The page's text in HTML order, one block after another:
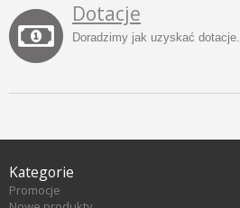
Dotacje
Doradzimy jak uzyskać dotacje.
Kategorie
Promocje